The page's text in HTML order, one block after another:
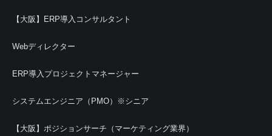
【大阪】ERP導入コンサルタント
Webディレクター
ERP導入プロジェクトマネージャー
システムエンジニア（PMO）※シニア
【大阪】ポジションサーチ（マーケティング業界）